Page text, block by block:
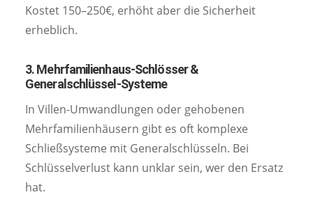
Kostet 150–250€, erhöht aber die Sicherheit
erheblich.
3. Mehrfamilienhaus-Schlösser &
Generalschlüssel-Systeme
In Villen-Umwandlungen oder gehobenen
Mehrfamilienhäusern gibt es oft komplexe
Schließsysteme mit Generalschlüsseln. Bei
Schlüsselverlust kann unklar sein, wer den Ersatz
hat.